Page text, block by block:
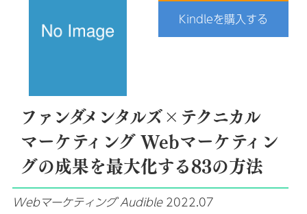
Kindleを購入する
ファンダメンタルズ×テクニカル
マーケティング Webマーケティン
グの成果を最大化する83の方法
Webマーケティング Audible 2022.07